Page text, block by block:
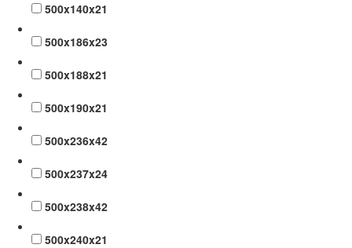
500x140x21
500x186x23
500x188x21
500x190x21
500x236x42
500x237x24
500x238x42
500x240x21